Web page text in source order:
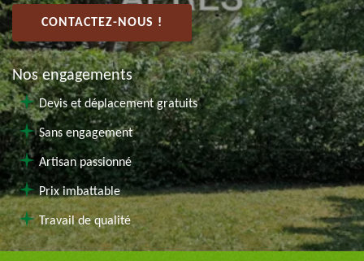
CONTACTEZ-NOUS !
Nos engagements
Devis et déplacement gratuits
Sans engagement
Artisan passionné
Prix imbattable
Travail de qualité